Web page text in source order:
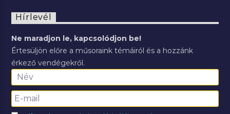
Hírlevél
Ne maradjon le, kapcsolódjon be!
Értesüljön előre a műsoraink témáiról és a hozzánk
érkező vendégekről.